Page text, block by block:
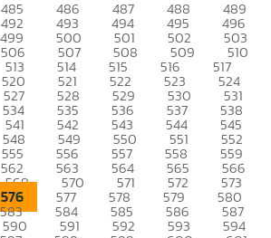
485 486 487 488 489
492 493 494 495 496
499 500 501 502 503
506 507 508 509 510
513 514 515 516 517
520 521 522 523 524
527 528 529 530 531
534 535 536 537 538
541 542 543 544 545
548 549 550 551 552
555 556 557 558 559
562 563 564 565 566
569 570 571 572 573
576 577 578 579 580
583 584 585 586 587
590 591 592 593 594